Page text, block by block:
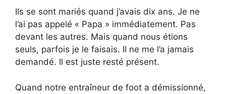
Ils se sont mariés quand j’avais dix ans. Je ne
l’ai pas appelé « Papa » immédiatement. Pas
devant les autres. Mais quand nous étions
seuls, parfois je le faisais. Il ne me l’a jamais
demandé. Il est juste resté présent.
Quand notre entraîneur de foot a démissionné,